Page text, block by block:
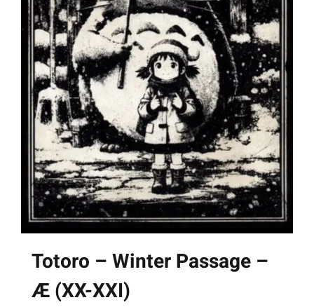
Totoro – Winter Passage –
Æ (XX-XXI)